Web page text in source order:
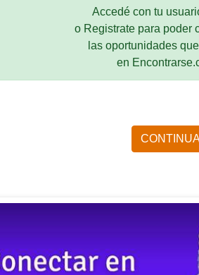
Accedé con tu
o Registrate para poder
las oportunidades
en